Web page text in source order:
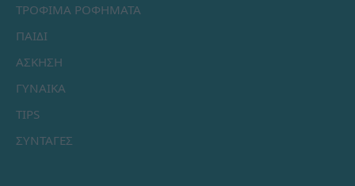
ΤΡΟΦΙΜΑ ΡΟΦΗΜΑΤΑ
ΠΑΙΔΙ
ΑΣΚΗΣΗ
ΓΥΝΑΙΚΑ
TIPS
ΣΥΝΤΑΓΕΣ